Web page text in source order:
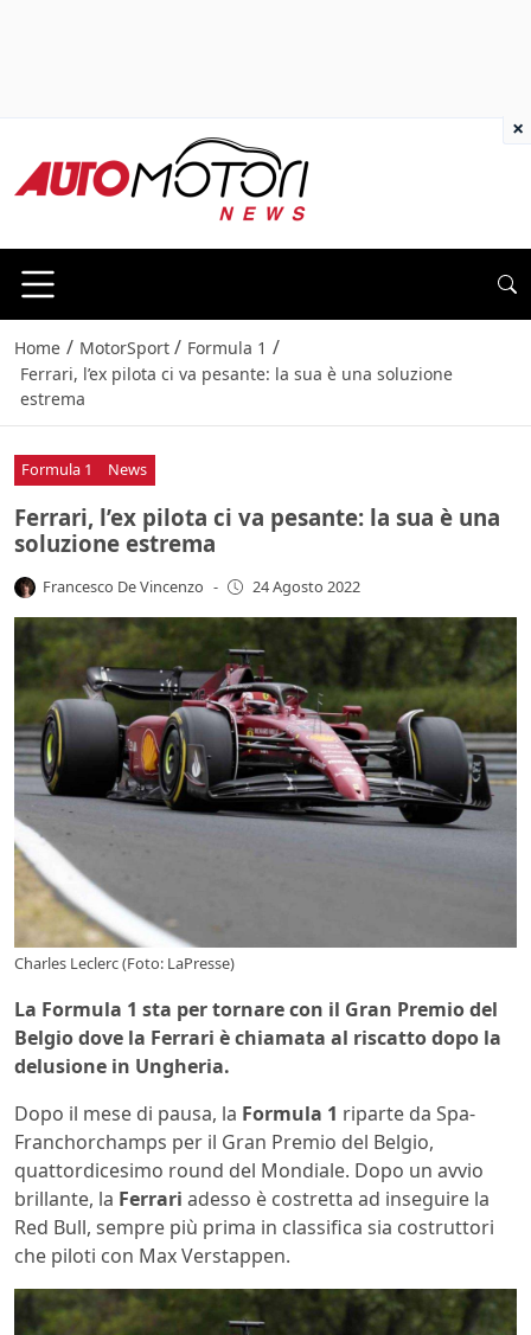
Home / MotorSport / Formula 1 /
Ferrari, l’ex pilota ci va pesante: la sua è una soluzione
estrema
Formula 1 News
Ferrari, l’ex pilota ci va pesante: la sua è una
soluzione estrema
Francesco De Vincenzo - 24 Agosto 2022
Charles Leclerc (Foto: LaPresse)
La Formula 1 sta per tornare con il Gran Premio del
Belgio dove la Ferrari è chiamata al riscatto dopo la
delusione in Ungheria.
Dopo il mese di pausa, la Formula 1 riparte da Spa-
Franchorchamps per il Gran Premio del Belgio,
quattordicesimo round del Mondiale. Dopo un avvio
brillante, la Ferrari adesso è costretta ad inseguire la
Red Bull, sempre più prima in classifica sia costruttori
che piloti con Max Verstappen.
×